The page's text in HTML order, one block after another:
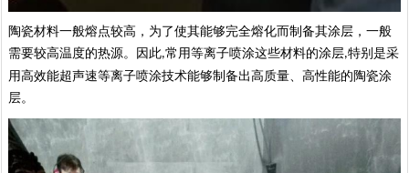
陶瓷材料一般熔点较高，为了使其能够完全熔化而制备其涂层，一般
需要较高温度的热源。因此,常用等离子喷涂这些材料的涂层,特别是采
用高效能超声速等离子喷涂技术能够制备出高质量、高性能的陶瓷涂
层。